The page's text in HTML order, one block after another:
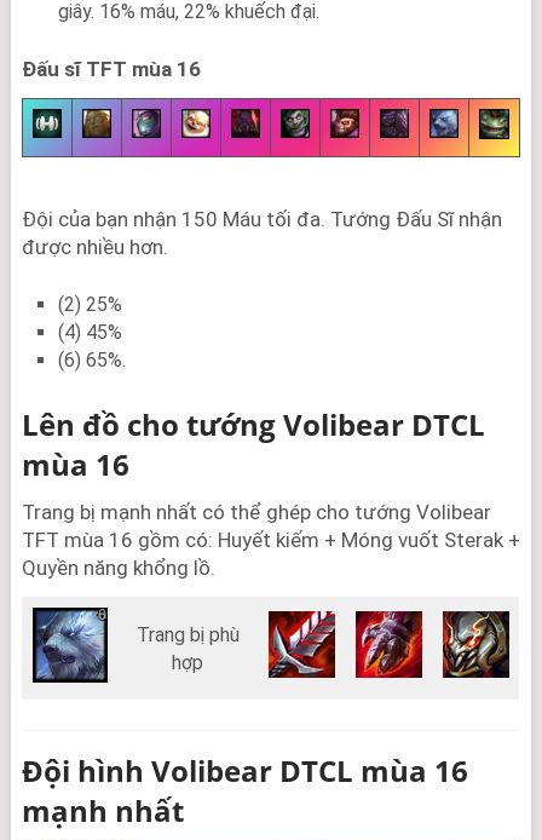
giây. 16% máu, 22% khuếch đại.
Đấu sĩ TFT mùa 16
Đội của bạn nhận 150 Máu tối đa. Tướng Đấu Sĩ nhận
được nhiều hơn.
(2) 25%
(4) 45%
(6) 65%.
Lên đồ cho tướng Volibear DTCL
mùa 16
Trang bị mạnh nhất có thể ghép cho tướng Volibear
TFT mùa 16 gồm có: Huyết kiếm + Móng vuốt Sterak +
Quyền năng khổng lồ.
Trang bị phù
hợp
Đội hình Volibear DTCL mùa 16
mạnh nhất